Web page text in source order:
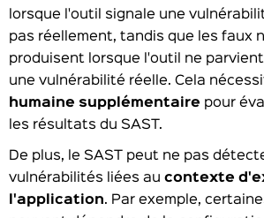
lorsque l'outil signale une
pas réellement, tandis que les faux
produisent lorsque l'outil ne
une vulnérabilité réelle. Cela
humaine supplémentaire pour
les résultats du SAST.
De plus, le SAST peut ne pas
vulnérabilités liées au contexte
l'application. Par exemple,